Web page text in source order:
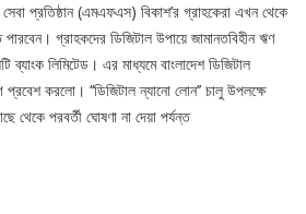
প্রতিষ্ঠান (এমএফএস) বিকাশ’র গ্রাহকেরা এখন থেকে
পারবেন। গ্রাহকদের ডিজিটাল উপায়ে জামানতবিহীন ঋণ
ব্যাংক লিমিটেড। এর মাধ্যমে বাংলাদেশ ডিজিটাল
করলো। ‘‘ডিজিটাল ন্যানো লোন’’ চালু উপলক্ষে
থেকে পরবর্তী ঘোষণা না দেয়া পর্যন্ত